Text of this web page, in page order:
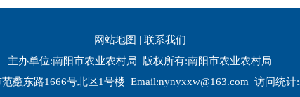
网站地图 | 联系我们
主办单位:南阳市农业农村局 版权所有:南阳市农业农村局
蠡东路1666号北区1号楼 Email:nynyxxw@163.com 访问统计: